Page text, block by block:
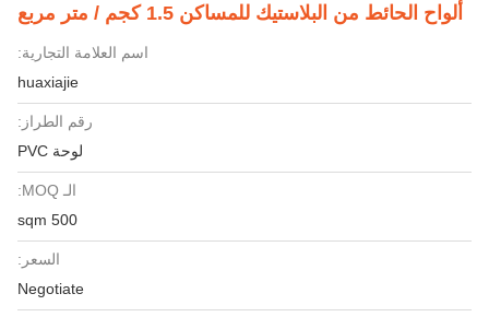
ألواح الحائط من البلاستيك للمساكن 1.5 كجم / متر مربع
اسم العلامة التجارية:
huaxiajie
رقم الطراز:
لوحة PVC
الـ MOQ:
500 sqm
السعر:
Negotiate